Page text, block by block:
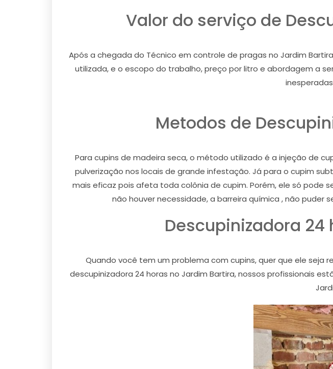
Valor do serviço de
Após a chegada do Técnico em controle de pragas no Jardim
utilizada, e o escopo do trabalho, preço por litro e abordagem a
Metodos de
Para cupins de madeira seca, o método utilizado é a injeção de
pulverização nos locais de grande infestação. Já para o cupim
mais eficaz pois afeta toda colônia de cupim. Porém, ele só pode
não houver necessidade, a barreira química , não
Descupinizadora
Quando você tem um problema com cupins, quer que ele seja
descupinizadora 24 horas no Jardim Bartira, nossos profissionais